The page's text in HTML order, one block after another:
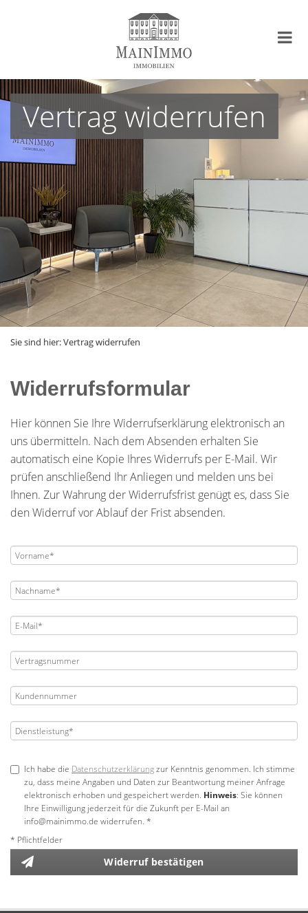
Vertrag widerrufen
Sie sind hier:Vertrag widerrufen
Widerrufsformular
Hier können Sie Ihre Widerrufserklärung elektronisch an
uns übermitteln. Nach dem Absenden erhalten Sie
automatisch eine Kopie Ihres Widerrufs per E-Mail. Wir
prüfen anschließend Ihr Anliegen und melden uns bei
Ihnen. Zur Wahrung der Widerrufsfrist genügt es, dass Sie
den Widerruf vor Ablauf der Frist absenden.
Ich habe die Datenschutzerklärungzur Kenntnis genommen. Ich stimme
zu, dass meine Angaben und Daten zur Beantwortung meiner Anfrage
elektronisch erhoben und gespeichert werden. Hinweis: Sie können
Ihre Einwilligung jederzeit für die Zukunft per E-Mail an
info@mainimmo.de widerrufen. *
* Pflichtfelder
Widerruf bestätigen